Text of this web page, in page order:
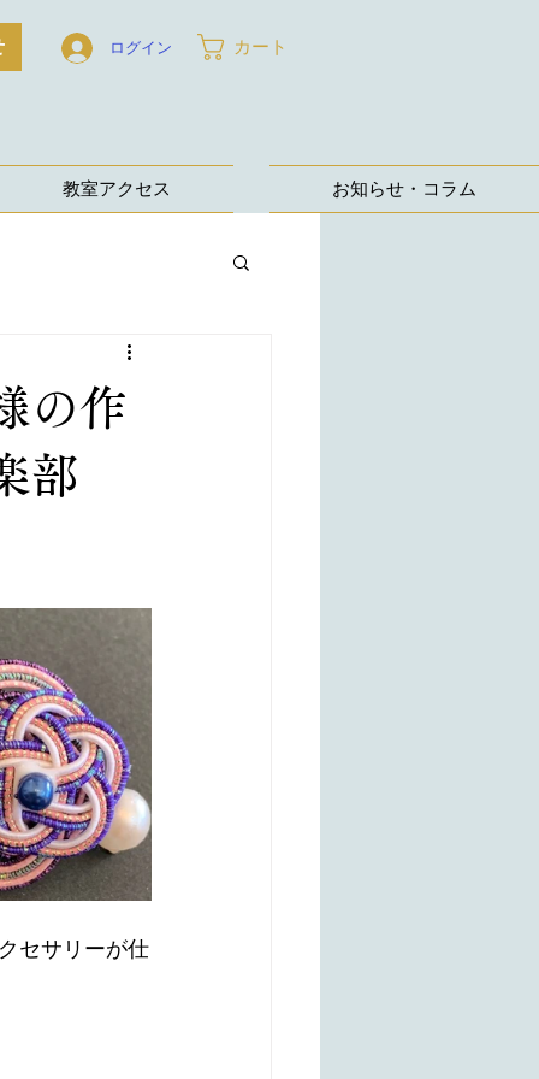
ログイン カート
教室アクセス お知らせ・コラム
の作
部
セサリーが仕